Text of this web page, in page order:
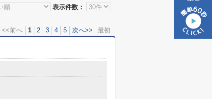
表示件数：
<<前へ 1 2 3 4 5 次へ>> 最初